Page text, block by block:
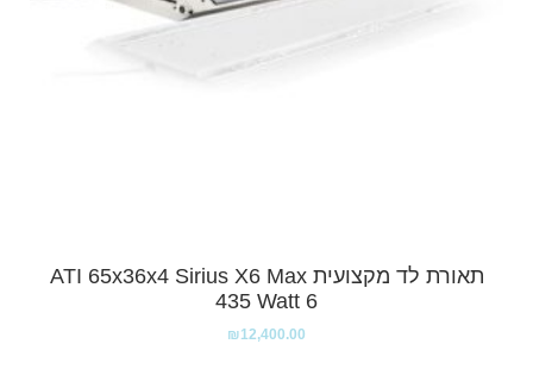
תאורת לד מקצועית ATI 65x36x4 Sirius X6 Max
435 Watt 6
₪12,400.00